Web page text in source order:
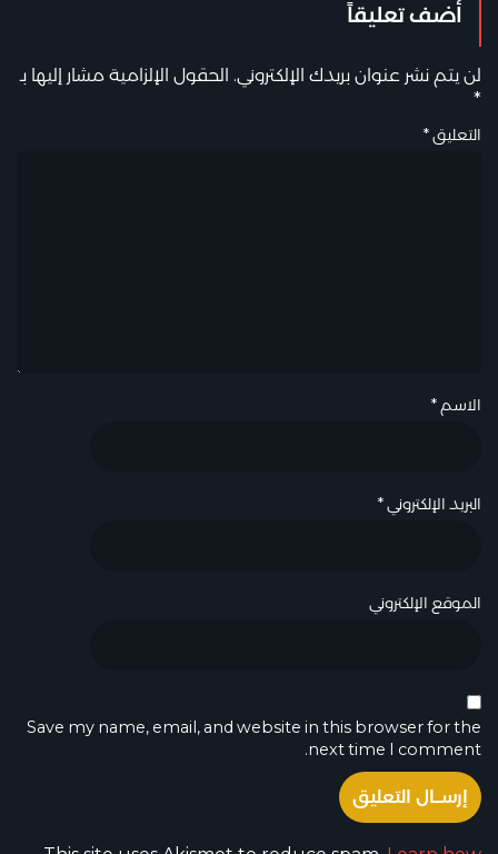
أضف تعليقاً
لن يتم نشر عنوان بريدك الإلكتروني. الحقول الإلزامية مشار إليها بـ
*
التعليق*
الاسم *
البريد الإلكتروني*
الموقع الإلكتروني
Save my name, email, and website in this browser for the
next time I comment.